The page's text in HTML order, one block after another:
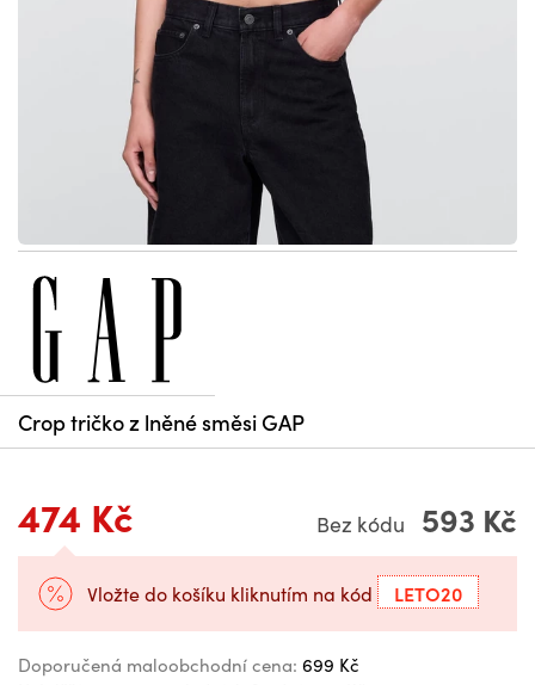
Crop tričko z lněné směsi GAP
474 Kč Bez kódu 593 Kč
Vložte do košíku kliknutím na kód LETO20
Doporučená maloobchodní cena: 699 Kč